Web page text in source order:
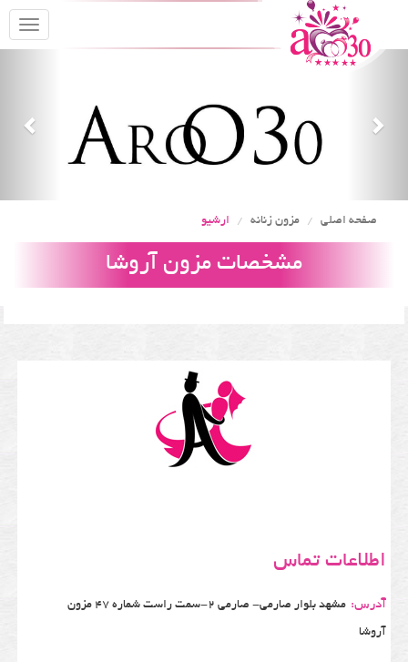
صفحه اصلی مزون زنانه ارشیو
مشخصات مزون آروشا
اطلاعات تماس
آدرس: مشهد بلوار صارمی- صارمی 2-سمت راست شماره 47 مزون
آروشا